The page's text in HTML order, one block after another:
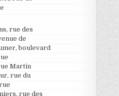
rue des
de
boulevard
Martin
rue du
rue des